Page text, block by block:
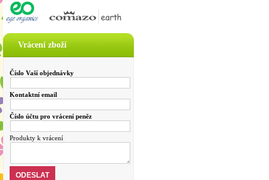
Vrácení zboží
Číslo Vaší objednávky
Kontaktní email
Číslo účtu pro vrácení peněz
Produkty k vrácení